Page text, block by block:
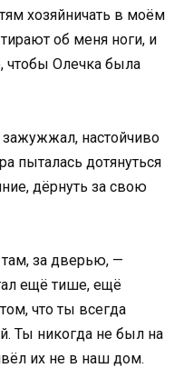
хозяйничать в моём
об меня ноги, и
чтобы Олечка была
настойчиво
пыталась дотянуться
дёрнуть за свою
за дверью, —
ещё тише, ещё
что ты всегда
Ты никогда не был на
их не в наш дом.